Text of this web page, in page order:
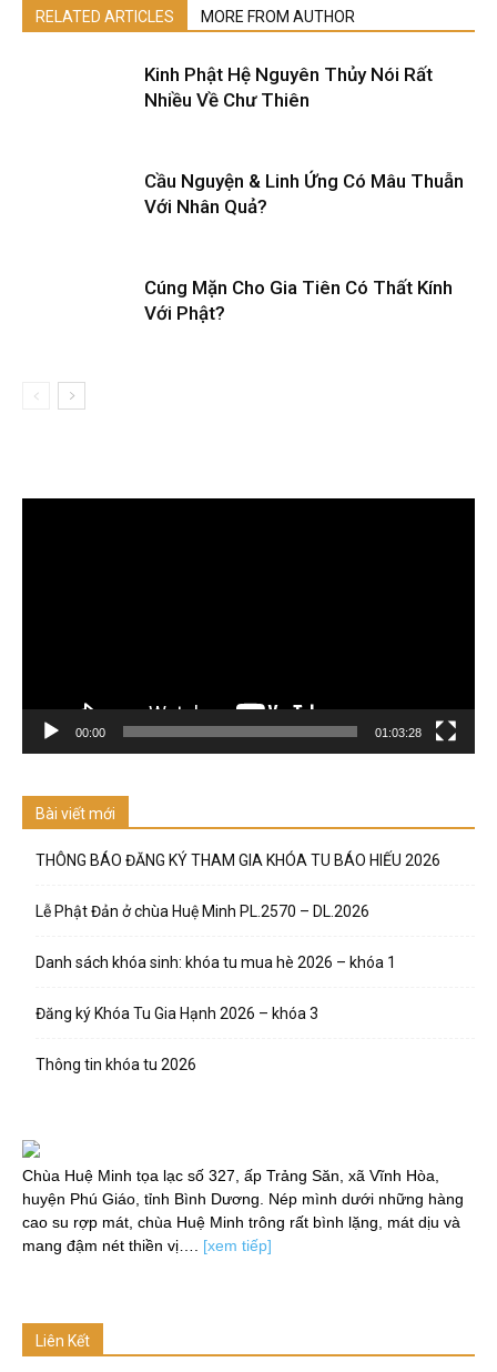
RELATED ARTICLES MORE FROM AUTHOR
Kinh Phật Hệ Nguyên Thủy Nói Rất
Nhiều Về Chư Thiên
Cầu Nguyện & Linh Ứng Có Mâu Thuẫn
Với Nhân Quả?
Cúng Mặn Cho Gia Tiên Có Thất Kính
Với Phật?
00:00 01:03:28
Bài viết mới
THÔNG BÁO ĐĂNG KÝ THAM GIA KHÓA TU BÁO HIẾU 2026
Lễ Phật Đản ở chùa Huệ Minh PL.2570 – DL.2026
Danh sách khóa sinh: khóa tu mua hè 2026 – khóa 1
Đăng ký Khóa Tu Gia Hạnh 2026 – khóa 3
Thông tin khóa tu 2026
Chùa Huệ Minh tọa lạc số 327, ấp Trảng Săn, xã Vĩnh Hòa,
huyện Phú Giáo, tỉnh Bình Dương. Nép mình dưới những hàng
cao su rợp mát, chùa Huệ Minh trông rất bình lặng, mát dịu và
mang đậm nét thiền vị…. [xem tiếp]
Liên Kết